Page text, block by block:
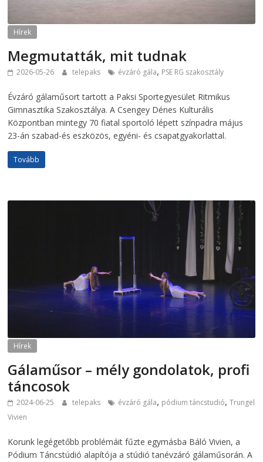
Hírek
Megmutatták, mit tudnak
2026-05-26 telepaks évzáró gála, PSE RG szakosztály
Évzáró gálaműsort tartott a Paksi Sportegyesület Ritmikus
Gimnasztika Szakosztálya. A Csengey Dénes Kulturális
Központban mintegy 70 fiatal sportoló lépett színpadra május
23-án szabad-és eszközös, egyéni- és csapatgyakorlattal.
Tovább
Hírek
Gálaműsor – mély gondolatok, profi
táncosok
2024-06-25 telepaks évzáró gála, pódium táncstudió,Trungel
Vivien
Korunk legégetőbb problémáit fűzte egymásba Báló Vivien, a
Pódium Táncstúdió alapítója a stúdió tanévzáró gálaműsorán. A